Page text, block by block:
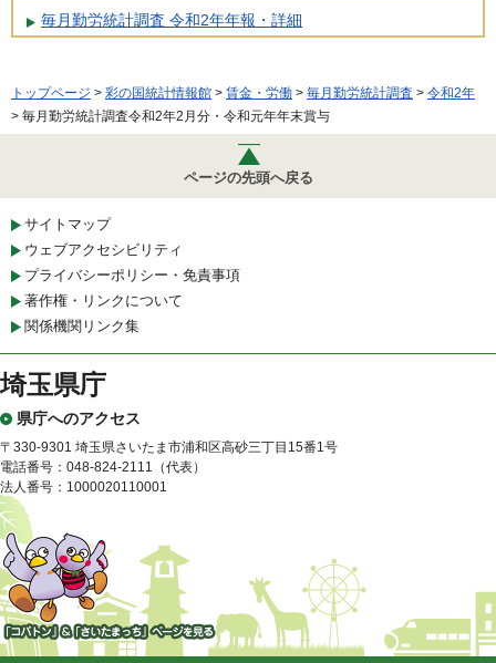
毎月勤労統計調査 令和2年年報・詳細
トップページ > 彩の国統計情報館 > 賃金・労働 > 毎月勤労統計調査 > 令和2年
> 毎月勤労統計調査令和2年2月分・令和元年年末賞与
ページの先頭へ戻る
サイトマップ
ウェブアクセシビリティ
プライバシーポリシー・免責事項
著作権・リンクについて
関係機関リンク集
埼玉県庁
県庁へのアクセス
〒330-9301 埼玉県さいたま市浦和区高砂三丁目15番1号
電話番号：048-824-2111（代表）
法人番号：1000020110001
「コバトン」&「さいたまっ